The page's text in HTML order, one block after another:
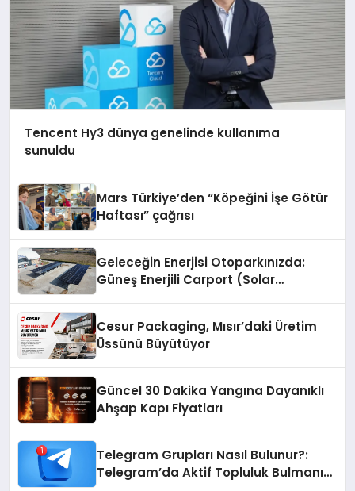
Tencent Hy3 dünya genelinde kullanıma
sunuldu
Mars Türkiye’den “Köpeğini İşe Götür
Haftası” çağrısı
Geleceğin Enerjisi Otoparkınızda:
Güneş Enerjili Carport (Solar
Cesur Packaging, Mısır’daki Üretim
Üssünü Büyütüyor
Güncel 30 Dakika Yangına Dayanıklı
Ahşap Kapı Fiyatları
Telegram Grupları Nasıl Bulunur?:
Telegram’da Aktif Topluluk Bulmanın